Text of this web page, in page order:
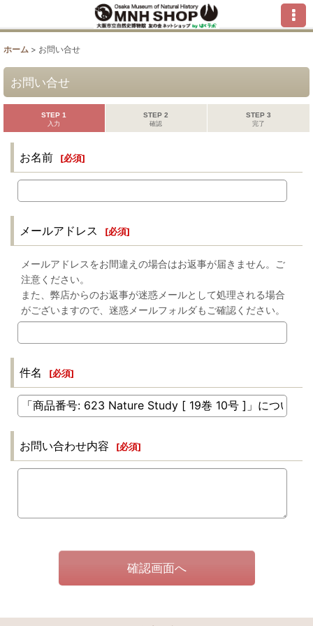
ホーム > お問い合せ
お問い合せ
STEP 1
入力
STEP 2
確認
STEP 3
完了
お名前 [必須]
メールアドレス [必須]
メールアドレスをお間違えの場合はお返事が届きません。ご
注意ください。
また、弊店からのお返事が迷惑メールとして処理される場合
がございますので、迷惑メールフォルダもご確認ください。
件名 [必須]
お問い合わせ内容 [必須]
確認画面へ